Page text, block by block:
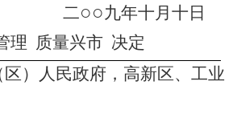
二○○九年十月十日
理 质量兴市 决定
区）人民政府，高新区、工业